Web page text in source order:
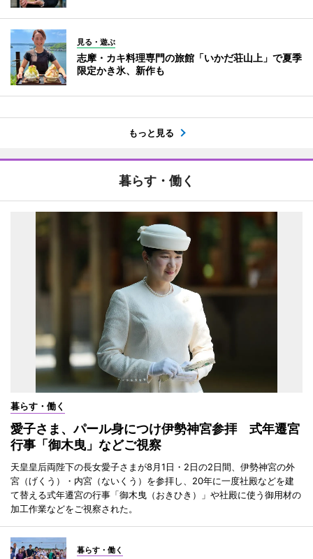
見る・遊ぶ
志摩・カキ料理専門の旅館「いかだ荘山上」で夏季
限定かき氷、新作も
もっと見る
暮らす・働く
暮らす・働く
愛子さま、パール身につけ伊勢神宮参拝 式年遷宮
行事「御木曳」などご視察
天皇皇后両陛下の長女愛子さまが8月1日・2日の2日間、伊勢神宮の外
宮（げくう）・内宮（ないくう）を参拝し、20年に一度社殿などを建
て替える式年遷宮の行事「御木曳（おきひき）」や社殿に使う御用材の
加工作業などをご視察された。
暮らす・働く